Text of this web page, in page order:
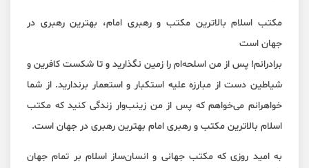
مکتب اسلام بالاترین مکتب و رهبری امام، بهترین رهبری در
جهان است
برادرانم! پس از من اسلحه‌ام را زمین نگذارید و تا شکست کافرین و
شیاطین دست از مبارزه علیه استکبار و استعمار برندارید. از شما
خواهرانم می‌خواهم که پس از من زینب‌وار زندگی کنید که مکتب
اسلام بالاترین مکتب و رهبری امام بهترین رهبری در جهان است.
به امید روزی که مکتب جهانی و انسان‌ساز اسلام بر تمام جهان